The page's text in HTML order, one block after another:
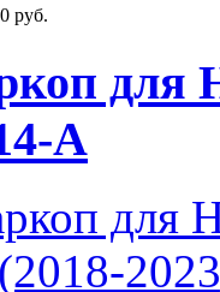
руб.
для
А